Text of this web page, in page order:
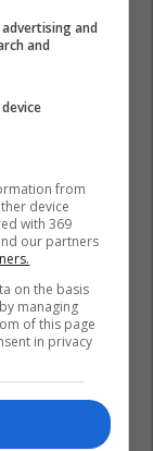
and
and
from
device
with 369
our partners
on the basis
managing
of this page
in privacy